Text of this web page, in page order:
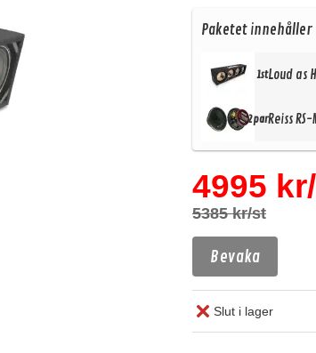
Paketet innehåller
1stLoud as
2parReiss RS-
4995
5385 kr/st
Bevaka
Slut i lager